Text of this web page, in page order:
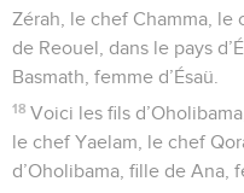
Zérah, le chef Chamma, le
de Reouel, dans le pays
Basmath, femme d’Ésaü.
18 Voici les fils
le chef Yaelam, le chef
d’Oholibama, fille de Ana,